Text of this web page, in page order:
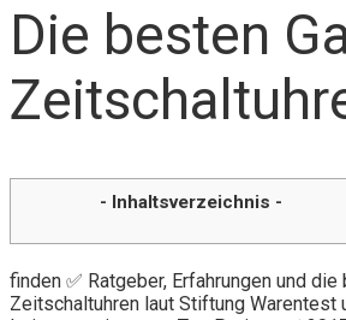
Die besten
- Inhaltsverzeichnis -
finden ✅ Ratgeber, Erfahrungen und die
Zeitschaltuhren laut Stiftung Warentest